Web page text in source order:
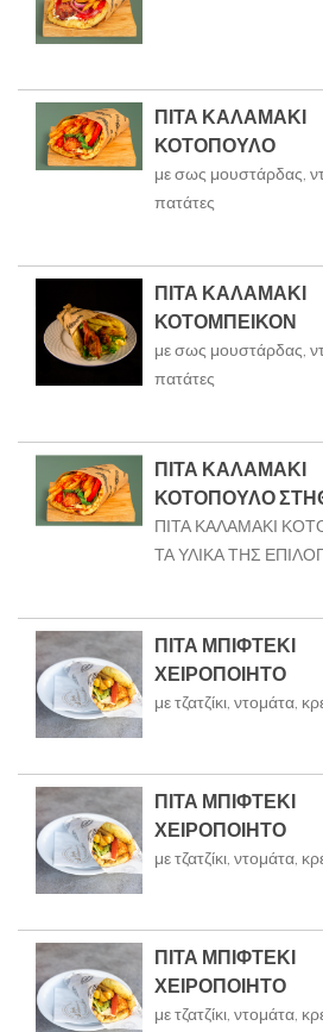
ΠΙΤΑ ΚΑΛΑΜΑΚΙ
ΚΟΤΟΠΟΥΛΟ
με σως μουστάρδας,
πατάτες
ΠΙΤΑ ΚΑΛΑΜΑΚΙ
ΚΟΤΟΜΠΕΙΚΟΝ
με σως μουστάρδας,
πατάτες
ΠΙΤΑ ΚΑΛΑΜΑΚΙ
ΚΟΤΟΠΟΥΛΟ
ΠΙΤΑ ΚΑΛΑΜΑΚΙ
ΤΑ ΥΛΙΚΑ ΤΗΣ
ΠΙΤΑ ΜΠΙΦΤΕΚΙ
ΧΕΙΡΟΠΟΙΗΤΟ
με τζατζίκι, ντομάτα,
ΠΙΤΑ ΜΠΙΦΤΕΚΙ
ΧΕΙΡΟΠΟΙΗΤΟ
με τζατζίκι, ντομάτα,
ΠΙΤΑ ΜΠΙΦΤΕΚΙ
ΧΕΙΡΟΠΟΙΗΤΟ
με τζατζίκι, ντομάτα,